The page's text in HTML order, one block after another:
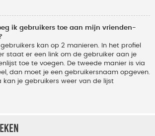
ik gebruikers toe aan mijn vrienden-
kan op 2 manieren. In het profiel
staat er een link om de gebruiker aan je
toe te voegen. De tweede manier is via
dan moet je een gebruikersnaam opgeven.
kan je gebruikers weer van de lijst